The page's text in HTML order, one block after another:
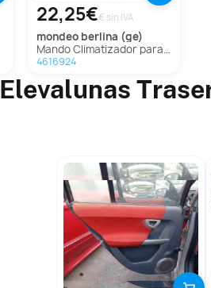
22,25€€ sin IVA
mondeo berlina (ge)
Mando Climatizador para Ford Mondeo Berlina (Ge)
4616924
Elevalunas